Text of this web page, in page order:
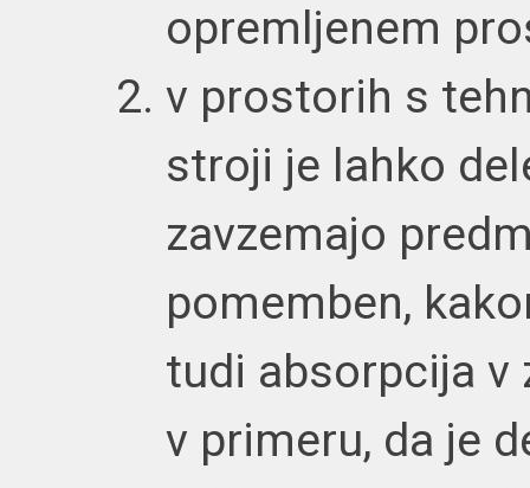
opremljenem
v prostorih s
stroji je lahko
zavzemajo
pomemben,
tudi absorpcija v
v primeru, da je